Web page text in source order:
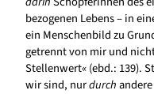
bezogenen Lebens – in
ein Menschenbild zu
getrennt von mir und
Stellenwert« (ebd.: 139).
wir sind, nurdurch